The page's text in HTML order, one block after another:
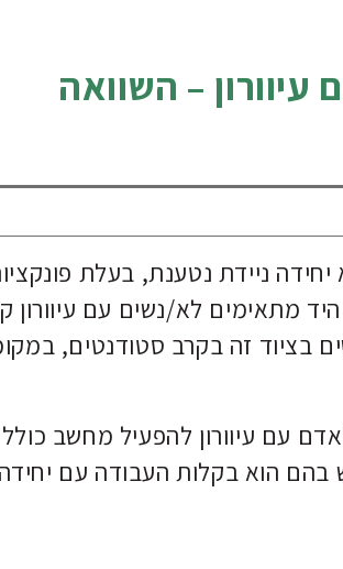
– השוואה
ניידת נטענת, בעלת
מתאימים לא/נשים עם עיוורון
בציוד זה בקרב סטודנטים,
עם עיוורון להפעיל מחשב כולל
בהם הוא בקלות העבודה עם